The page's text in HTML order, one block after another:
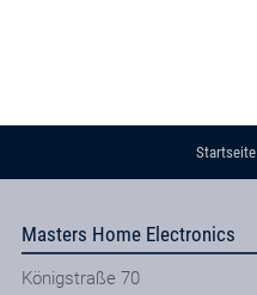
Startseite
Masters Home Electronics
Königstraße 70